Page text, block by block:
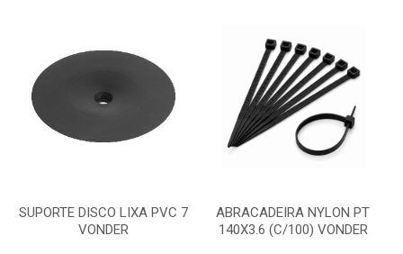
SUPORTE DISCO LIXA PVC 7
VONDER
ABRACADEIRA NYLON PT
140X3.6 (C/100) VONDER